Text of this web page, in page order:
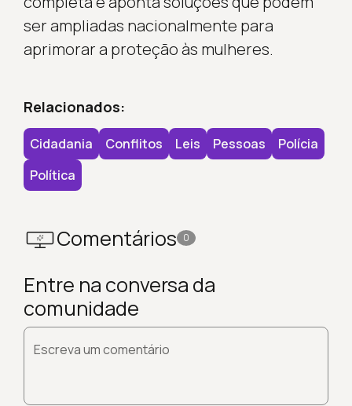
ser ampliadas nacionalmente para
aprimorar a proteção às mulheres.
Relacionados:
Cidadania Conflitos Leis Pessoas
Polícia
Política
Comentários 0
Entre na conversa da
comunidade
Escreva um comentário